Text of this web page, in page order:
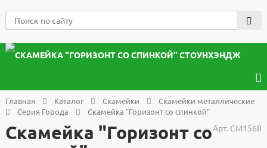
Главная Каталог Скамейки
Скамейки металлические
Серия Города
Скамейка "Горизонт со спинкой"
Арт. СМ1568
Скамейка "Горизонт со